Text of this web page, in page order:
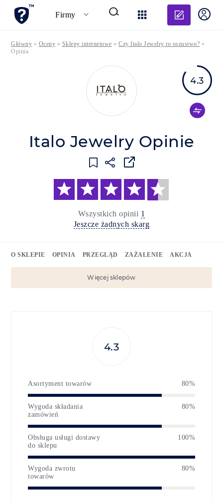
Firmy
Dodaj
Główny » Oceny » Sklepy internetowe » Czy Italo Jewelry to oszustwo? »
Opinia
Italo Jewelry Opinie
Wszystkich opinii 1
Jeszcze żadnych skarg
4.3
O SKLEPIE OPINIA PRZEGLĄD ZAŻALENIE AKCJA
Więcej sklepów
Asortyment towarów 80%
Wygoda składania
zamówień
80%
Obsługa usługi dostawy
do sklepu
100%
Wygoda zwrotu
towarów
80%
4.3